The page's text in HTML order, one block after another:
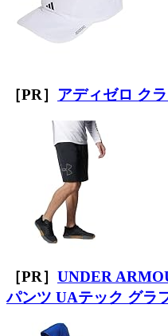
［PR］ アディゼロ ク
［PR］ UNDER
パンツ UAテック グラ